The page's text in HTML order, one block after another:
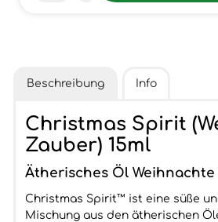
Beschreibung Info
Christmas Spirit
Zauber) 15ml
Ätherisches Öl
Christmas Spirit™ ist eine süße
Mischung aus den ätherischen